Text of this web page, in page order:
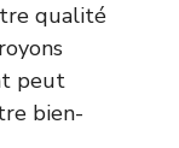
qualité
peut
bien-